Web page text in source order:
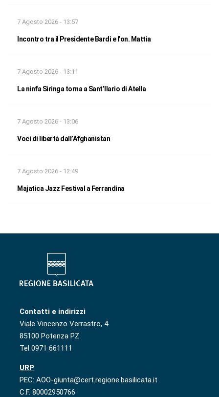
7 Agosto 2026 - 13:57
Incontro tra il Presidente Bardi e l’on. Mattia
7 Agosto 2026 - 13:11
La ninfa Siringa torna a Sant’Ilario di Atella
7 Agosto 2026 - 13:06
Voci di libertà dall’Afghanistan
7 Agosto 2026 - 12:49
Majatica Jazz Festival a Ferrandina
Contatti e indirizzi
Viale Vincenzo Verrastro, 4
85100 Potenza PZ
Tel 0971 661111
URP
PEC: AOO-giunta@cert.regione.basilicata.it
C.F. 80002950766